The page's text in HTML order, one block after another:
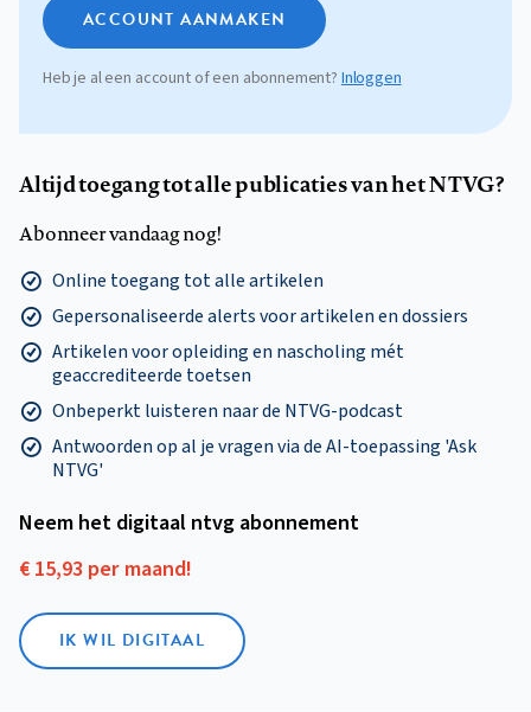
ACCOUNT AANMAKEN
Heb je al een account of een abonnement?Inloggen
Altijd toegang tot alle publicaties van het NTVG?
Abonneer vandaag nog!
Online toegang tot alle artikelen
Gepersonaliseerde alerts voor artikelen en dossiers
Artikelen voor opleiding en nascholing mét
geaccrediteerde toetsen
Onbeperkt luisteren naar de NTVG-podcast
Antwoorden op al je vragen via de AI-toepassing 'Ask
NTVG'
Neem het digitaal ntvg abonnement
€ 15,93 per maand!
IK WIL DIGITAAL